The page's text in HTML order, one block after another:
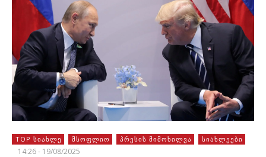
TOP ᲡᲘᲐᲮᲚᲔ ᲛᲡᲝᲤᲚᲘᲝ ᲞᲠᲔᲡᲘᲡ ᲛᲘᲛᲝᲮᲘᲚᲕᲐ ᲡᲘᲐᲮᲚᲔᲔᲑᲘ
14:26 - 19/08/2025